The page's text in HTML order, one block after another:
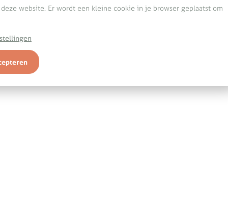
website. Er wordt een kleine cookie in je browser geplaatst om